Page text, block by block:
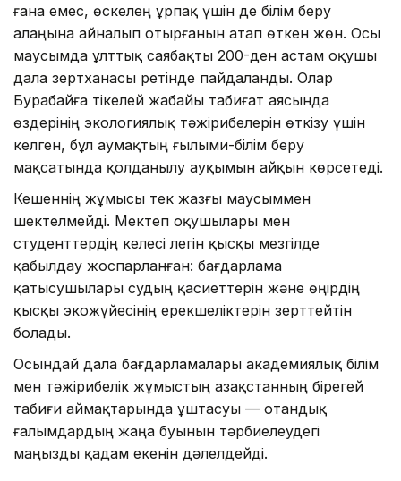
ғана емес, өскелең ұрпақ үшін де білім беру
алаңына айналып отырғанын атап өткен жөн. Осы
маусымда ұлттық саябақты 200-ден астам оқушы
дала зертханасы ретінде пайдаланды. Олар
Бурабайға тікелей жабайы табиғат аясында
өздерінің экологиялық тәжірибелерін өткізу үшін
келген, бұл аумақтың ғылыми-білім беру
мақсатында қолданылу ауқымын айқын көрсетеді.
Кешеннің жұмысы тек жазғы маусыммен
шектелмейді. Мектеп оқушылары мен
студенттердің келесі легін қысқы мезгілде
қабылдау жоспарланған: бағдарлама
қатысушылары судың қасиеттерін және өңірдің
қысқы экожүйесінің ерекшеліктерін зерттейтін
болады.
Осындай дала бағдарламалары академиялық білім
мен тәжірибелік жұмыстың Қазақстанның бірегей
табиғи аймақтарында ұштасуы — отандық
ғалымдардың жаңа буынын тәрбиелеудегі
маңызды қадам екенін дәлелдейді.